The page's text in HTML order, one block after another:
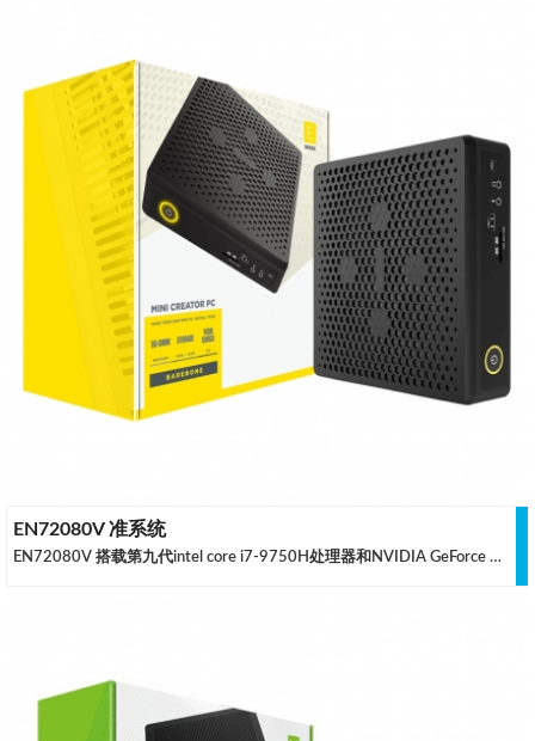
EN72080V 准系统
EN72080V 搭载第九代intel core i7-9750H处理器和NVIDIA GeForce RTX 2080 独立显卡属于终极迷你创造者PC，专为创作者和硬件爱好者打造。重新设计的透气性和惊人的力量和热量之间的完美平衡性，实现了极为稳健的性能。以最紧凑的形式处理高要求，创造性工作的同时提高您的工作效率。